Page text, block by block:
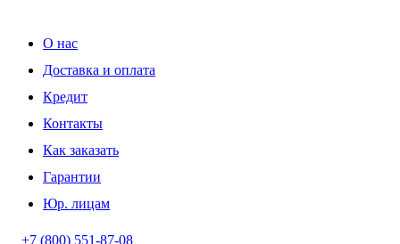
О нас
Доставка и оплата
Кредит
Контакты
Как заказать
Гарантии
Юр. лицам
+7 (800) 551-87-08